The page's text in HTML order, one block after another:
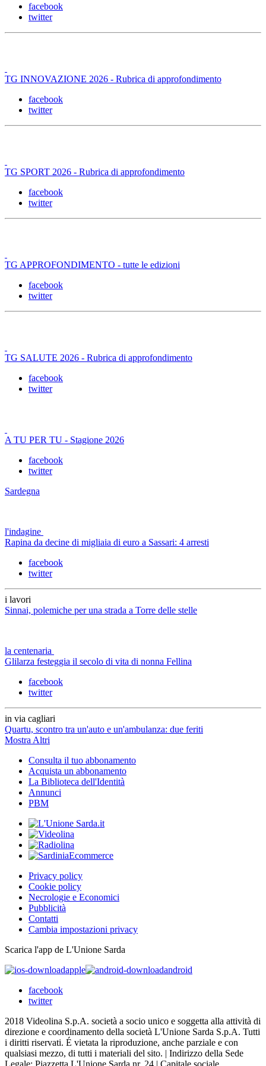
facebook
twitter
TG INNOVAZIONE 2026 - Rubrica di approfondimento
facebook
twitter
TG SPORT 2026 - Rubrica di approfondimento
facebook
twitter
TG APPROFONDIMENTO - tutte le edizioni
facebook
twitter
TG SALUTE 2026 - Rubrica di approfondimento
facebook
twitter
A TU PER TU - Stagione 2026
facebook
twitter
Sardegna
l'indagine
Rapina da decine di migliaia di euro a Sassari: 4 arresti
facebook
twitter
i lavori
Sinnai, polemiche per una strada a Torre delle stelle
la centenaria
Glilarza festeggia il secolo di vita di nonna Fellina
facebook
twitter
in via cagliari
Quartu, scontro tra un'auto e un'ambulanza: due feriti
Mostra Altri
Consulta il tuo abbonamento
Acquista un abbonamento
La Biblioteca dell'Identità
Annunci
PBM
Privacy policy
Cookie policy
Necrologie e Economici
Pubblicità
Contatti
Cambia impostazioni privacy
Scarica l'app de L'Unione Sarda
apple
android
facebook
twitter
2018 Videolina S.p.A. società a socio unico e soggetta alla attività di
direzione e coordinamento della società L'Unione Sarda S.p.A. Tutti
i diritti riservati. É vietata la riproduzione, anche parziale e con
qualsiasi mezzo, di tutti i materiali del sito. | Indirizzo della Sede
Legale: Piazzetta L'Unione Sarda nr. 24 | Capitale sociale